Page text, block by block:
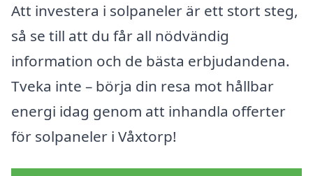
Att investera i solpaneler är ett stort steg,
så se till att du får all nödvändig
information och de bästa erbjudandena.
Tveka inte – börja din resa mot hållbar
energi idag genom att inhandla offerter
för solpaneler i Våxtorp!